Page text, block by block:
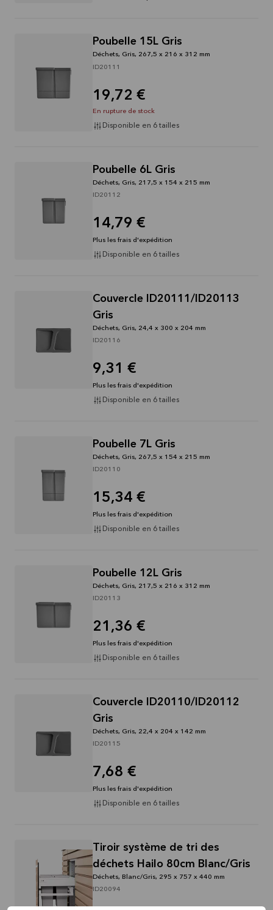
Poubelle 15L Gris
Déchets, Gris, 267,5 x 216 x 312 mm
ID20111
19,72 €
En rupture de stock
Disponible en 6 tailles
Poubelle 6L Gris
Déchets, Gris, 217,5 x 154 x 215 mm
ID20112
14,79 €
Plus les frais d'expédition
Disponible en 6 tailles
Couvercle ID20111/ID20113
Gris
Déchets, Gris, 24,4 x 300 x 204 mm
ID20116
9,31 €
Plus les frais d'expédition
Disponible en 6 tailles
Poubelle 7L Gris
Déchets, Gris, 267,5 x 154 x 215 mm
ID20110
15,34 €
Plus les frais d'expédition
Disponible en 6 tailles
Poubelle 12L Gris
Déchets, Gris, 217,5 x 216 x 312 mm
ID20113
21,36 €
Plus les frais d'expédition
Disponible en 6 tailles
Couvercle ID20110/ID20112
Gris
Déchets, Gris, 22,4 x 204 x 142 mm
ID20115
7,68 €
Plus les frais d'expédition
Disponible en 6 tailles
Tiroir système de tri des
déchets Hailo 80cm Blanc/Gris
Déchets, Blanc/Gris, 295 x 757 x 440 mm
ID20094